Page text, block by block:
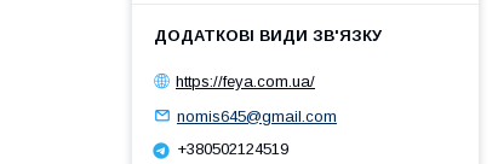
https://feya.com.ua/
nomis645@gmail.com
+380502124519